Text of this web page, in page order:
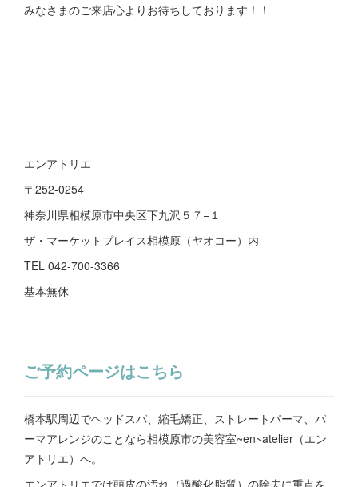
みなさまのご来店心よりお待ちしております！！
エンアトリエ
〒252-0254
神奈川県相模原市中央区下九沢５７−１
ザ・マーケットプレイス相模原（ヤオコー）内
TEL 042-700-3366
基本無休
ご予約ページはこちら
橋本駅周辺でヘッドスパ、縮毛矯正、ストレートパーマ、パ
ーマアレンジのことなら相模原市の美容室~en~atelier（エン
アトリエ）へ。